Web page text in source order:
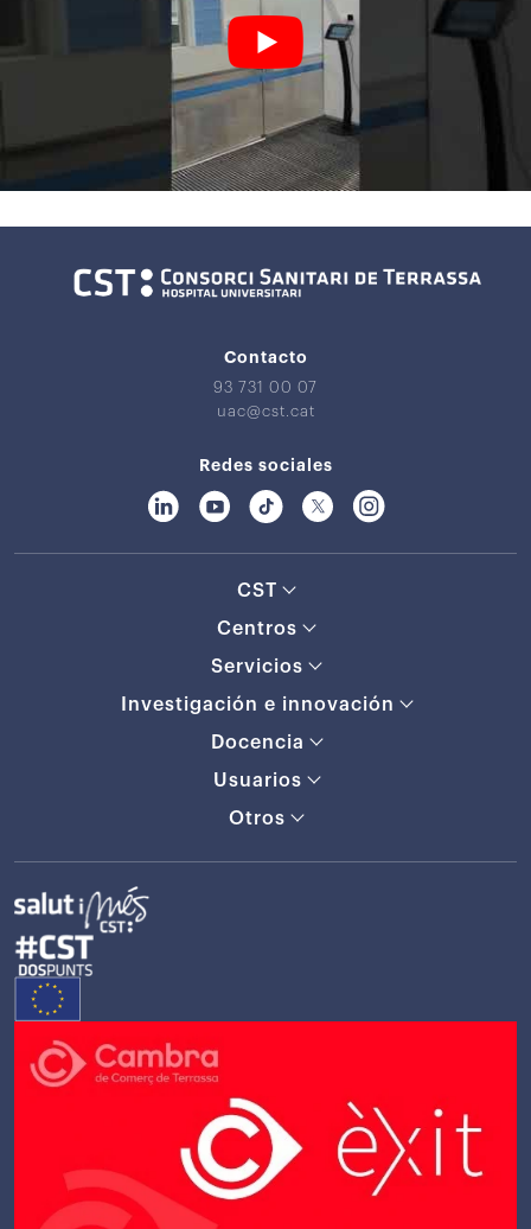
Contacto
93 731 00 07
uac@cst.cat
Redes sociales
CST
Centros
Servicios
Investigación e innovación
Docencia
Usuarios
Otros